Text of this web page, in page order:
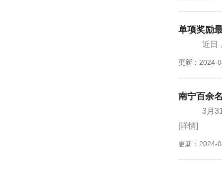
单项奖励
近日
更新：2024-
南宁百余
3月31
[详情]
更新：2024-